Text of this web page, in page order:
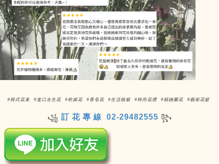
#韓式花束 #進口永生花 #乾燥花 #香皂花 #生活植栽 #時尚花禮 #精緻蘭花 #藝術花籃
꧁ 訂 花 專 線 02-29482555 ꧂